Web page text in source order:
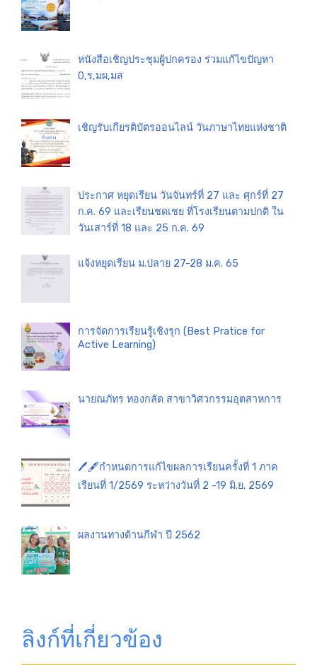
หนังสือเชิญประชุมผู้ปกครอง ร่วมแก้ไขปัญหา
0,ร,มผ,มส
เชิญรับเกียรติบัตรออนไลน์ วันภาษาไทยแห่งชาติ
ประกาศ หยุดเรียน วันจันทร์ที่ 27 และ ศุกร์ที่ 27
ก.ค. 69 และเรียนชดเชย ที่โรงเรียนตามปกติ ใน
วันเสาร์ที่ 18 และ 25 ก.ค. 69
แจ้งหยุดเรียน ม.ปลาย 27-28 ม.ค. 65
การจัดการเรียนรู้เชิงรุก (Best Pratice for
Active Learning)
นายณภัทร ทองกลัด สาขาวิศวกรรมอุตสาหการ
🖊️🖋️กำหนดการแก้ไขผลการเรียนครั้งที่ 1 ภาค
เรียนที่ 1/2569 ระหว่างวันที่ 2 -19 มิ.ย. 2569
ผลงานทางด้านกีฬา ปี 2562
ลิงก์ที่เกี่ยวข้อง